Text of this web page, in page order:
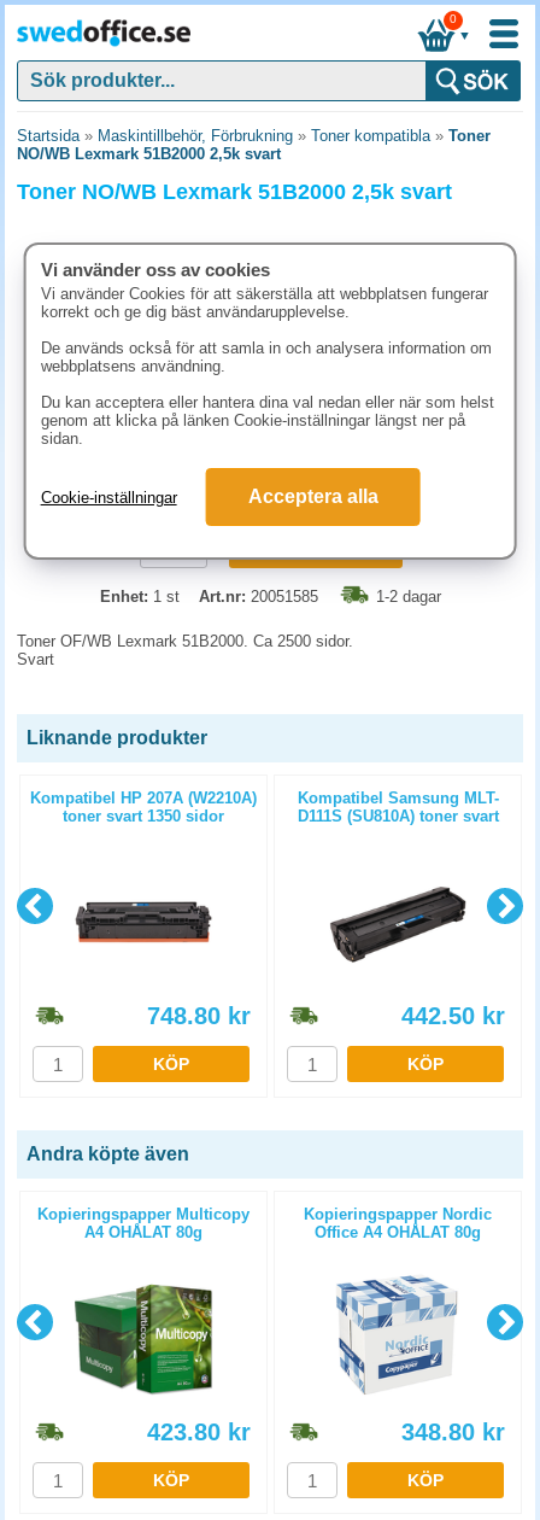
▼
0
Startsida» Maskintillbehör, Förbrukning » Toner kompatibla» Toner
NO/WB Lexmark 51B2000 2,5k svart
Toner NO/WB Lexmark 51B2000 2,5k svart
942.50 kr (inkl. moms)
Enhet: 1 st Art.nr: 20051585 1-2 dagar
Toner OF/WB Lexmark 51B2000. Ca 2500 sidor.
Svart
Liknande produkter
Kompatibel HP 207A (W2210A)
toner svart 1350 sidor
748.80 kr
KÖP
Kompatibel Samsung MLT-
D111S (SU810A) toner svart
442.50 kr
KÖP
Andra köpte även
Kopieringspapper Multicopy
A4 OHÅLAT 80g
423.80 kr
KÖP
Kopieringspapper Nordic
Office A4 OHÅLAT 80g
348.80 kr
KÖP
Vi använder oss av cookies
Vi använder Cookies för att säkerställa att webbplatsen fungerar
korrekt och ge dig bäst användarupplevelse.
De används också för att samla in och analysera information om
webbplatsens användning.
Du kan acceptera eller hantera dina val nedan eller när som helst
genom att klicka på länken Cookie-inställningar längst ner på
sidan.
Cookie-inställningar Acceptera alla